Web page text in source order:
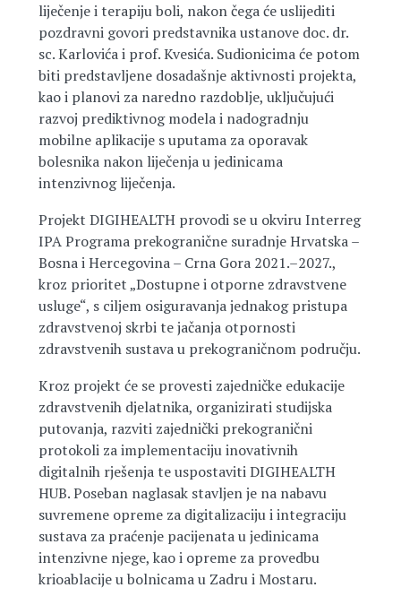
liječenje i terapiju boli, nakon čega će uslijediti
pozdravni govori predstavnika ustanove doc. dr.
sc. Karlovića i prof. Kvesića. Sudionicima će potom
biti predstavljene dosadašnje aktivnosti projekta,
kao i planovi za naredno razdoblje, uključujući
razvoj prediktivnog modela i nadogradnju
mobilne aplikacije s uputama za oporavak
bolesnika nakon liječenja u jedinicama
intenzivnog liječenja.
Projekt DIGIHEALTH provodi se u okviru Interreg
IPA Programa prekogranične suradnje Hrvatska –
Bosna i Hercegovina – Crna Gora 2021.–2027.,
kroz prioritet „Dostupne i otporne zdravstvene
usluge“, s ciljem osiguravanja jednakog pristupa
zdravstvenoj skrbi te jačanja otpornosti
zdravstvenih sustava u prekograničnom području.
Kroz projekt će se provesti zajedničke edukacije
zdravstvenih djelatnika, organizirati studijska
putovanja, razviti zajednički prekogranični
protokoli za implementaciju inovativnih
digitalnih rješenja te uspostaviti DIGIHEALTH
HUB. Poseban naglasak stavljen je na nabavu
suvremene opreme za digitalizaciju i integraciju
sustava za praćenje pacijenata u jedinicama
intenzivne njege, kao i opreme za provedbu
krioablacije u bolnicama u Zadru i Mostaru.